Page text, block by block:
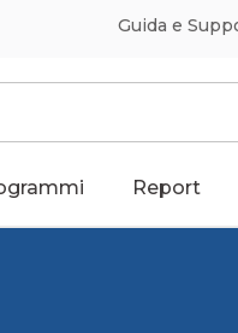
Guida e
Report